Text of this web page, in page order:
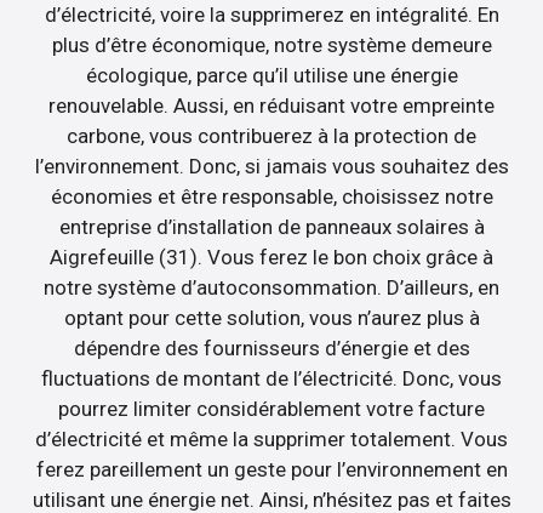
d’électricité, voire la supprimerez en intégralité. En
plus d’être économique, notre système demeure
écologique, parce qu’il utilise une énergie
renouvelable. Aussi, en réduisant votre empreinte
carbone, vous contribuerez à la protection de
l’environnement. Donc, si jamais vous souhaitez des
économies et être responsable, choisissez notre
entreprise d’installation de panneaux solaires à
Aigrefeuille (31). Vous ferez le bon choix grâce à
notre système d’autoconsommation. D’ailleurs, en
optant pour cette solution, vous n’aurez plus à
dépendre des fournisseurs d’énergie et des
fluctuations de montant de l’électricité. Donc, vous
pourrez limiter considérablement votre facture
d’électricité et même la supprimer totalement. Vous
ferez pareillement un geste pour l’environnement en
utilisant une énergie net. Ainsi, n’hésitez pas et faites